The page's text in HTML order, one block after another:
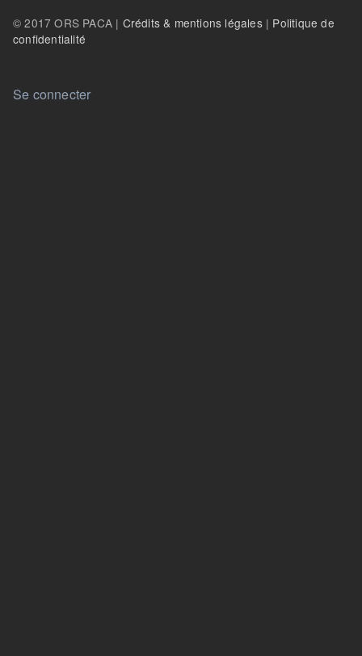
© 2017 ORS PACA | Crédits & mentions légales| Politique de
confidentialité
User account menu
Se connecter